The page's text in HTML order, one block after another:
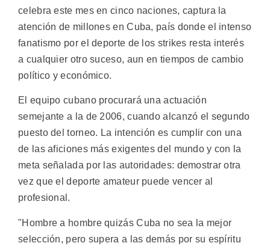
celebra este mes en cinco naciones, captura la
atención de millones en Cuba, país donde el intenso
fanatismo por el deporte de los strikes resta interés
a cualquier otro suceso, aun en tiempos de cambio
político y económico.
El equipo cubano procurará una actuación
semejante a la de 2006, cuando alcanzó el segundo
puesto del torneo. La intención es cumplir con una
de las aficiones más exigentes del mundo y con la
meta señalada por las autoridades: demostrar otra
vez que el deporte amateur puede vencer al
profesional.
"Hombre a hombre quizás Cuba no sea la mejor
selección, pero supera a las demás por su espíritu